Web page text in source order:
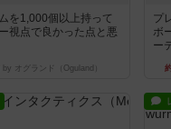
を1,000個以上持って
視点で良かった点と悪
by オグランド（Oguland）
プ
ボ
ー